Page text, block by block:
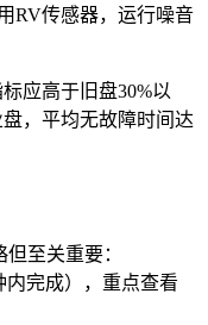
RV传感器，运行噪音
应高于旧盘30%以
，平均无故障时间达
至关重要：
内完成），重点查看